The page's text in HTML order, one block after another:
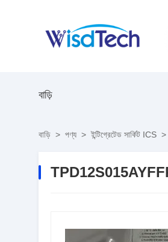
বাড়ি
বাড়ি > পণ্য > ইন্টিগ্রেটেড সার্কিট ICS >
TPD12S015AYFFR